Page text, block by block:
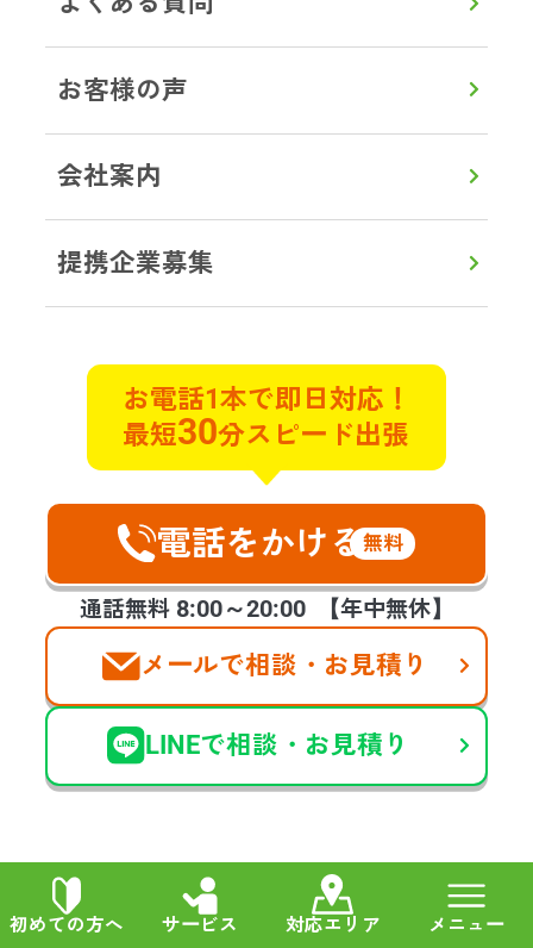
初めての方へ サービス 対応エリア メニュー
お客様の声
会社案内
提携企業募集
お電話1本で即日対応！
最短30分スピード出張
電話をかける無料
通話無料 8:00～20:00 【年中無休】
メールで相談・お見積り
LINEで相談・お見積り
ているとの連絡が。部屋はゴミ屋敷
状態で、とても清掃できるような状
況ではありませんでした。遠方のた
だきました。作業前に部屋の状態を
ただき立ち合いができない不安は全
くありませんでした。
東京都武蔵村山市 K様
遺品整理 特殊清掃
管理物件で自殺がおきてしまい特殊
清掃と遺品整理のご相談させていた
だきました。早朝で対応していただ
けるのか不安でしたが電話に出てく
れ、すぐに対応します！と言ってく
ださったときのホッといたしまし
た。今回のような急な連絡を受けた
際は手が震えましたが、スタッフの
方の対応良さ、作業もとてもスピー
ディーに進めて頂き、お願いして本
他の声も見る